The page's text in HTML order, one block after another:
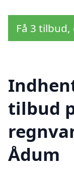
Få 3
tilbud
Ådum